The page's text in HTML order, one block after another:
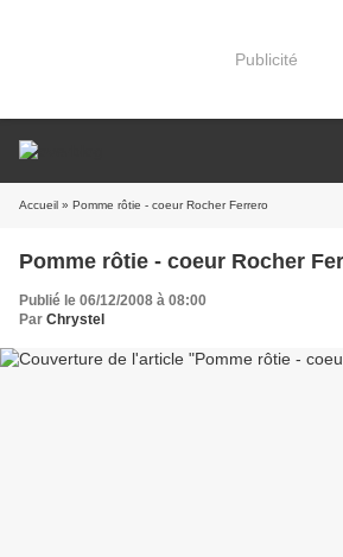
Publicité
Accueil » Pomme rôtie - coeur Rocher Ferrero
Pomme rôtie - coeur Rocher
Publié le 06/12/2008 à 08:00
Par Chrystel